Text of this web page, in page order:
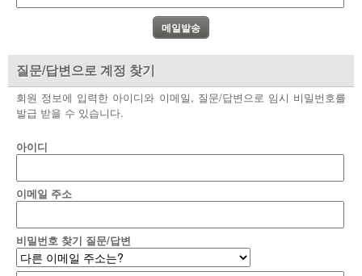
질문/답변으로 계정 찾기
회원 정보에 입력한 아이디와 이메일, 질문/답변으로 임시 비밀번호를
발급 받을 수 있습니다.
아이디
이메일 주소
비밀번호 찾기 질문/답변
부설기관
업무